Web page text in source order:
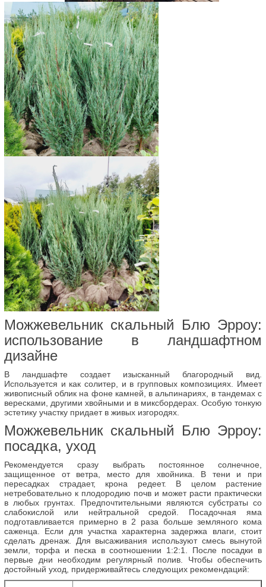
Можжевельник скальный Блю Эрроу:
использование в ландшафтном
дизайне
В ландшафте создает изысканный благородный вид.
Используется и как солитер, и в групповых композициях. Имеет
живописный облик на фоне камней, в альпинариях, в тандемах с
вересками, другими хвойными и в миксбордерах. Особую тонкую
эстетику участку придает в живых изгородях.
Можжевельник скальный Блю Эрроу:
посадка, уход
Рекомендуется сразу выбрать постоянное солнечное,
защищенное от ветра, место для хвойника. В тени и при
пересадках страдает, крона редеет. В целом растение
нетребовательно к плодородию почв и может расти практически
в любых грунтах. Предпочтительными являются субстраты со
слабокислой или нейтральной средой. Посадочная яма
подготавливается примерно в 2 раза больше земляного кома
саженца. Если для участка характерна задержка влаги, стоит
сделать дренаж. Для высаживания используют смесь вынутой
земли, торфа и песка в соотношении 1:2:1. После посадки в
первые дни необходим регулярный полив. Чтобы обеспечить
достойный уход, придерживайтесь следующих рекомендаций: